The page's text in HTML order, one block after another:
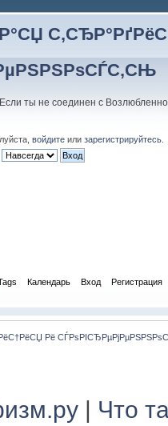
Если ты не соединен с
войдите или зарегистрируйтесь
Календарь Вход Регистрация
Рё
| Что